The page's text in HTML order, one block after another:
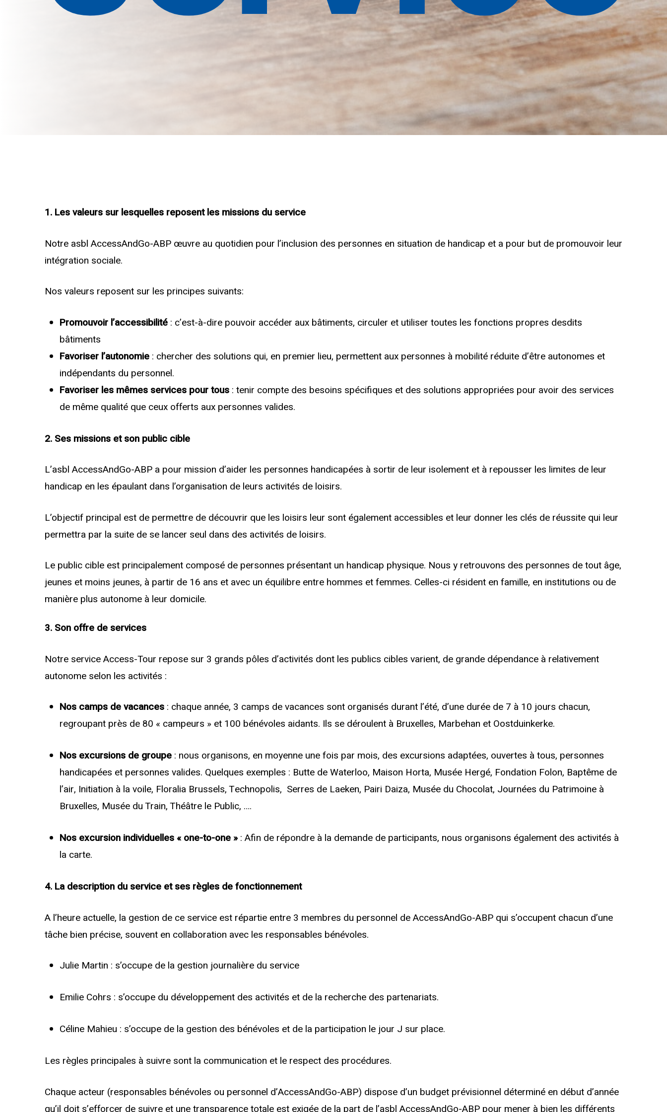
1. Les valeurs sur lesquelles reposent les missions du service
Notre asbl AccessAndGo-ABP œuvre au quotidien pour l’inclusion des personnes en situation de handicap et a pour but de promouvoir leur
intégration sociale.
Nos valeurs reposent sur les principes suivants:
Promouvoir l’accessibilité : c’est-à-dire pouvoir accéder aux bâtiments, circuler et utiliser toutes les fonctions propres desdits
bâtiments
Favoriser l’autonomie : chercher des solutions qui, en premier lieu, permettent aux personnes à mobilité réduite d’être autonomes et
indépendants du personnel.
Favoriser les mêmes services pour tous : tenir compte des besoins spécifiques et des solutions appropriées pour avoir des services
de même qualité que ceux offerts aux personnes valides.
2. Ses missions et son public cible
L’asbl AccessAndGo-ABP a pour mission d’aider les personnes handicapées à sortir de leur isolement et à repousser les limites de leur
handicap en les épaulant dans l’organisation de leurs activités de loisirs.
L’objectif principal est de permettre de découvrir que les loisirs leur sont également accessibles et leur donner les clés de réussite qui leur
permettra par la suite de se lancer seul dans des activités de loisirs.
Le public cible est principalement composé de personnes présentant un handicap physique. Nous y retrouvons des personnes de tout âge,
jeunes et moins jeunes, à partir de 16 ans et avec un équilibre entre hommes et femmes. Celles-ci résident en famille, en institutions ou de
manière plus autonome à leur domicile.
3. Son offre de services
Notre service Access-Tour repose sur 3 grands pôles d’activités dont les publics cibles varient, de grande dépendance à relativement
autonome selon les activités :
Nos camps de vacances : chaque année, 3 camps de vacances sont organisés durant l’été, d’une durée de 7 à 10 jours chacun,
regroupant près de 80 « campeurs » et 100 bénévoles aidants. Ils se déroulent à Bruxelles, Marbehan et Oostduinkerke.
Nos excursions de groupe : nous organisons, en moyenne une fois par mois, des excursions adaptées, ouvertes à tous, personnes
handicapées et personnes valides. Quelques exemples : Butte de Waterloo, Maison Horta, Musée Hergé, Fondation Folon, Baptême de
l’air, Initiation à la voile, Floralia Brussels, Technopolis, Serres de Laeken, Pairi Daiza, Musée du Chocolat, Journées du Patrimoine à
Bruxelles, Musée du Train, Théâtre le Public, ….
Nos excursion individuelles « one-to-one »: Afin de répondre à la demande de participants, nous organisons également des activités à
la carte.
4. La description du service et ses règles de fonctionnement
A l’heure actuelle, la gestion de ce service est répartie entre 3 membres du personnel de AccessAndGo-ABP qui s’occupent chacun d’une
tâche bien précise, souvent en collaboration avec les responsables bénévoles.
Julie Martin : s’occupe de la gestion journalière du service
Emilie Cohrs : s’occupe du développement des activités et de la recherche des partenariats.
Céline Mahieu : s’occupe de la gestion des bénévoles et de la participation le jour J sur place.
Les règles principales à suivre sont la communication et le respect des procédures.
Chaque acteur (responsables bénévoles ou personnel d’AccessAndGo-ABP) dispose d’un budget prévisionnel déterminé en début d’année
qu’il doit s’efforcer de suivre et une transparence totale est exigée de la part de l’asbl AccessAndGo-ABP pour mener à bien les différents